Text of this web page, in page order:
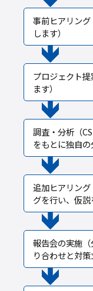
事前ヒアリン
します）
プロジェクト
ます）
調査・分析（
をもとに独自の
追加ヒアリン
グを行い、仮説
報告会の実施
り合わせと対策